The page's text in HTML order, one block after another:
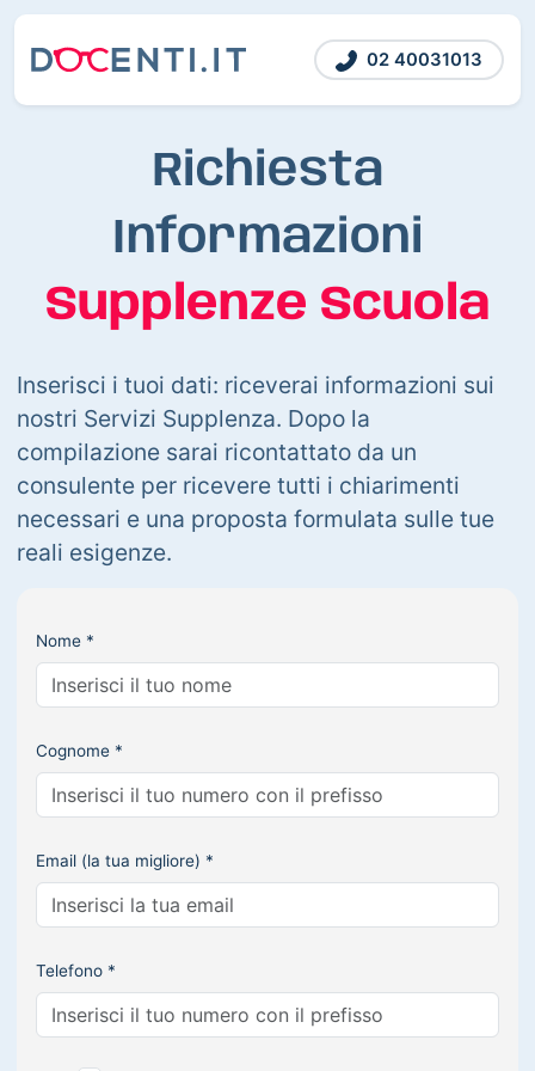
02 40031013
Richiesta
Informazioni
Supplenze Scuola
Inserisci i tuoi dati: riceverai informazioni sui
nostri Servizi Supplenza. Dopo la
compilazione sarai ricontattato da un
consulente per ricevere tutti i chiarimenti
necessari e una proposta formulata sulle tue
reali esigenze.
Nome *
Cognome *
Email (la tua migliore) *
Telefono *